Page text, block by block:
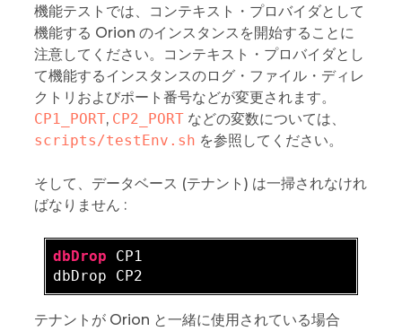
機能テストでは、コンテキスト・プロバイダとして
機能する Orion のインスタンスを開始することに
注意してください。コンテキスト・プロバイダとし
て機能するインスタンスのログ・ファイル・ディレ
クトリおよびポート番号などが変更されます。
CP1_PORT, CP2_PORTなどの変数については、
scripts/testEnv.sh を参照してください。
そして、データベース (テナント) は一掃されなけれ
ばなりません :
dbDrop CP1
テナントが Orion と一緒に使用されている場合